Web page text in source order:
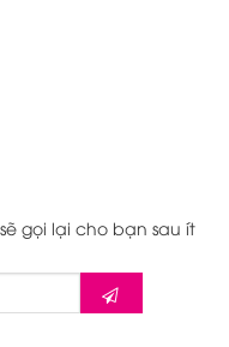
gọi lại cho bạn sau ít